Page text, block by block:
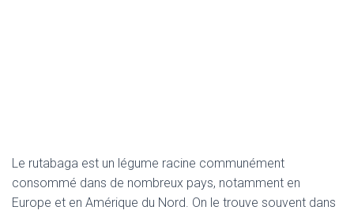
Le rutabaga est un légume racine communément
consommé dans de nombreux pays, notamment en
Europe et en Amérique du Nord. On le trouve souvent dans